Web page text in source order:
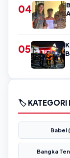
04
05
🏷️ KATEGORI
Babel
Bangka